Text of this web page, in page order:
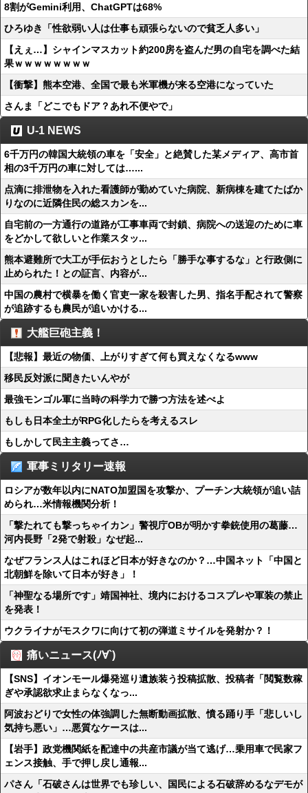
8割がGemini利用、ChatGPTは68%
ひろゆき「性欲弱い人は仕事も頑張らないので貧乏人多い」
【えぇ…】シャインマスカット約200房を盗んだ男の自宅を調べた結
果ｗｗｗｗｗｗｗｗ
【衝撃】熊本空港、全国で最も米軍機が来る空港になっていた
さんま「どこでもドア？あれ不便やで」
U-1 NEWS
6千万円の韓国大統領の車を「安全」と絶賛した某メディア、高市首
相の3千万円の車に対しては…...
点滴に排泄物を入れた看護師が勤めていた病院、新病棟を建てたばか
りなのに近隣住民の総スカンを...
自宅前の一方通行の道路が工事車両で封鎖、病院への送迎のために車
をどかして欲しいと作業スタッ...
熊本避難所で大工が手伝おうとしたら「勝手な事するな」と行政側に
止められた！との証言、内容が...
中国の農村で横暴を働く官吏一家を殺害した男、指名手配されて警察
が追跡するも農民が追いかける...
大艦巨砲主義！
【悲報】最近の物価、上がりすぎて何も買えなくなるwww
移民反対派に聞きたいんやが
最強モンゴル軍に当時の科学力で勝つ方法を述べよ
もしも日本全土がRPG化したらを考えるスレ
もしかして民主主義ってさ…
軍事ミリタリー速報
ロシアが数年以内にNATO加盟国を攻撃か、プーチン大統領が追い詰
められ…米情報機関分析！
「撃たれても撃っちゃイカン」警視庁OBが明かす拳銃使用の葛藤…
河内長野「2発で射殺」なぜ起...
なぜフランス人はこれほど日本が好きなのか？…中国ネット「中国と
北朝鮮を除いて日本が好き」！
「神聖なる場所です」靖国神社、境内におけるコスプレや軍装の禁止
を発表！
ウクライナがモスクワに向けて初の弾道ミサイルを発射か？！
痛いニュース(ﾉ∀`)
【SNS】イオンモール爆発巡り遺族装う投稿拡散、投稿者「閲覧数稼
ぎや承認欲求止まらなくなっ...
阿波おどりで女性の体強調した無断動画拡散、憤る踊り手「悲しいし
気持ち悪い」…悪質なケースは...
【岩手】政党機関紙を配達中の共産市議が当て逃げ…乗用車で民家フ
ェンス接触、手で押し戻し通報...
パさん「石破さんは世界でも珍しい、国民による石破辞めるなデモが